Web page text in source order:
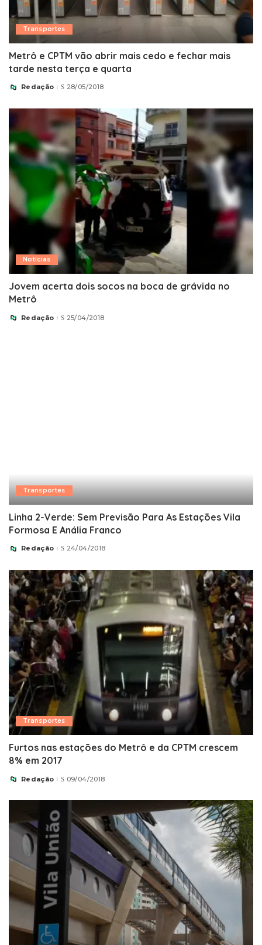
Transportes
Metrô e CPTM vão abrir mais cedo e fechar mais
tarde nesta terça e quarta
Posted
Redação 28/05/2018
Notícias
Jovem acerta dois socos na boca de grávida no
Metrô
Posted
Redação 25/04/2018
Transportes
Linha 2-Verde: Sem Previsão Para As Estações Vila
Formosa E Anália Franco
Posted
Redação 24/04/2018
Transportes
Furtos nas estações do Metrô e da CPTM crescem
8% em 2017
Posted
Redação 09/04/2018